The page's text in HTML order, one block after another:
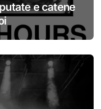
e catene